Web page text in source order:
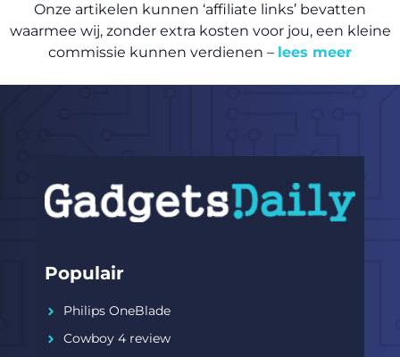
Onze artikelen kunnen ‘affiliate links’ bevatten
waarmee wij, zonder extra kosten voor jou, een kleine
commissie kunnen verdienen – lees meer
Populair
Philips OneBlade
Cowboy 4 review